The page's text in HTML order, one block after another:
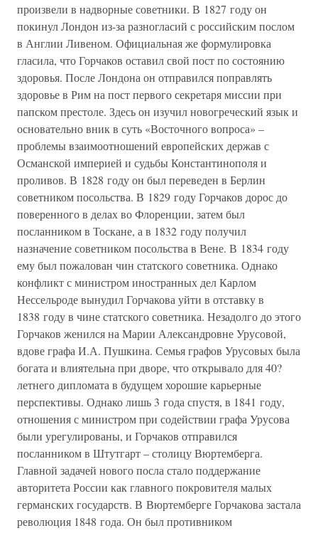
произвели в надворные советники. В 1827 году он
покинул Лондон из-за разногласий с российским послом
в Англии Ливеном. Официальная же формулировка
гласила, что Горчаков оставил свой пост по состоянию
здоровья. После Лондона он отправился поправлять
здоровье в Рим на пост первого секретаря миссии при
папском престоле. Здесь он изучил новогреческий язык и
основательно вник в суть «Восточного вопроса» –
проблемы взаимоотношений европейских держав с
Османской империей и судьбы Константинополя и
проливов. В 1828 году он был переведен в Берлин
советником посольства. В 1829 году Горчаков дорос до
поверенного в делах во Флоренции, затем был
посланником в Тоскане, а в 1832 году получил
назначение советником посольства в Вене. В 1834 году
ему был пожалован чин статского советника. Однако
конфликт с министром иностранных дел Карлом
Нессельроде вынудил Горчакова уйти в отставку в
1838 году в чине статского советника. Незадолго до этого
Горчаков женился на Марии Александровне Урусовой,
вдове графа И.А. Пушкина. Семья графов Урусовых была
богата и влиятельна при дворе, что открывало для 40?
летнего дипломата в будущем хорошие карьерные
перспективы. Однако лишь 3 года спустя, в 1841 году,
отношения с министром при содействии графа Урусова
были урегулированы, и Горчаков отправился
посланником в Штутгарт – столицу Вюртемберга.
Главной задачей нового посла стало поддержание
авторитета России как главного покровителя малых
германских государств. В Вюртемберге Горчакова застала
революция 1848 года. Он был противником